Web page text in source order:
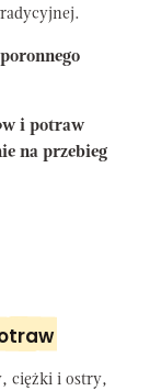
i potraw
na przebieg
ciężki i ostry,